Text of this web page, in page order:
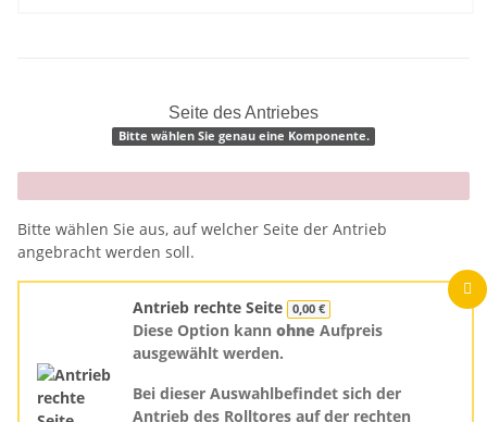
Seite des Antriebes
Bitte wählen Sie genau eine Komponente.
x
Bitte wählen Sie aus, auf welcher Seite der Antrieb
angebracht werden soll.
Antrieb rechte Seite 0,00 €
Diese Option kann ohne Aufpreis
ausgewählt werden.
Bei dieser Auswahlbefindet sich der
Antrieb des Rolltores auf der rechten